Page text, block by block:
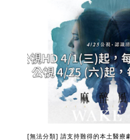
[無法分類] 請支持難得的本土醫療